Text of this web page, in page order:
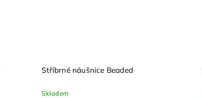
Stříbrné náušnice Beaded
Skladem